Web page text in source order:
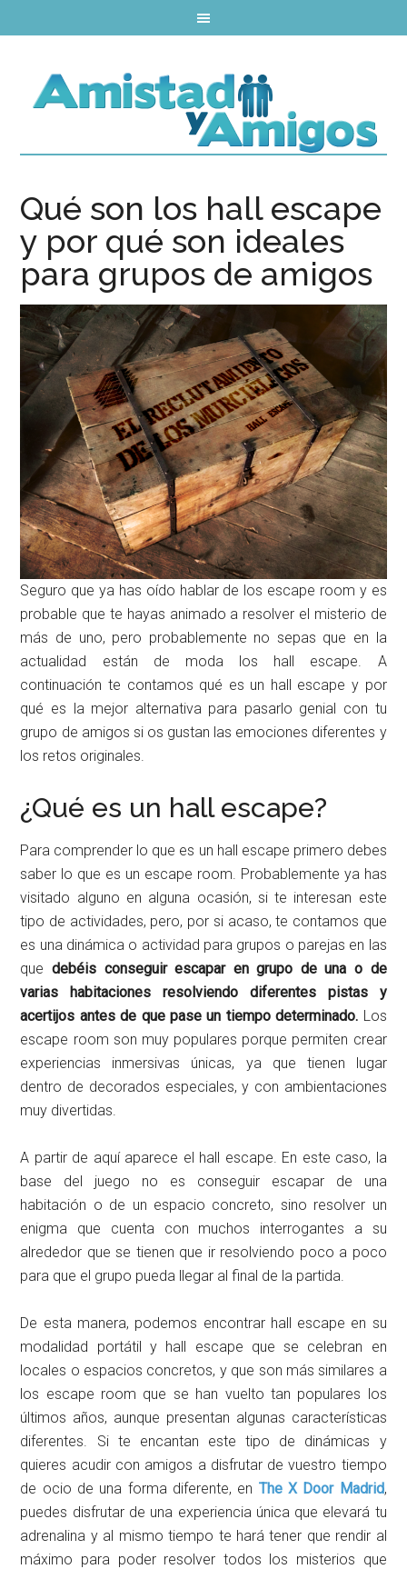
Qué son los hall escape
y por qué son ideales
para grupos de amigos
Seguro que ya has oído hablar de los escape room y es
probable que te hayas animado a resolver el misterio de
más de uno, pero probablemente no sepas que en la
actualidad están de moda los hall escape. A
continuación te contamos qué es un hall escape y por
qué es la mejor alternativa para pasarlo genial con tu
grupo de amigos si os gustan las emociones diferentes y
los retos originales.
¿Qué es un hall escape?
Para comprender lo que es un hall escape primero debes
saber lo que es un escape room. Probablemente ya has
visitado alguno en alguna ocasión, si te interesan este
tipo de actividades, pero, por si acaso, te contamos que
es una dinámica o actividad para grupos o parejas en las
que debéis conseguir escapar en grupo de una o de
varias habitaciones resolviendo diferentes pistas y
acertijos antes de que pase un tiempo determinado. Los
escape room son muy populares porque permiten crear
experiencias inmersivas únicas, ya que tienen lugar
dentro de decorados especiales, y con ambientaciones
muy divertidas.
A partir de aquí aparece el hall escape. En este caso, la
base del juego no es conseguir escapar de una
habitación o de un espacio concreto, sino resolver un
enigma que cuenta con muchos interrogantes a su
alrededor que se tienen que ir resolviendo poco a poco
para que el grupo pueda llegar al final de la partida.
De esta manera, podemos encontrar hall escape en su
modalidad portátil y hall escape que se celebran en
locales o espacios concretos, y que son más similares a
los escape room que se han vuelto tan populares los
últimos años, aunque presentan algunas características
diferentes. Si te encantan este tipo de dinámicas y
quieres acudir con amigos a disfrutar de vuestro tiempo
de ocio de una forma diferente, en The X Door Madrid,
puedes disfrutar de una experiencia única que elevará tu
adrenalina y al mismo tiempo te hará tener que rendir al
máximo para poder resolver todos los misterios que